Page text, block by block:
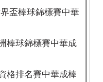
盃棒球錦標賽中華
棒球錦標賽中華成
格排名賽中華成棒